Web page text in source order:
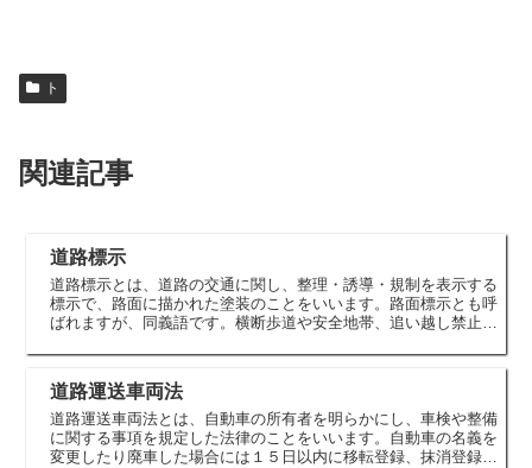
ト
関連記事
道路標示
道路標示とは、道路の交通に関し、整理・誘導・規制を表示する
標示で、路面に描かれた塗装のことをいいます。路面標示とも呼
ばれますが、同義語です。横断歩道や安全地帯、追い越し禁止等
識と間違...
道路運送車両法
道路運送車両法とは、自動車の所有者を明らかにし、車検や整備
に関する事項を規定した法律のことをいいます。自動車の名義を
変更したり廃車した場合には１５日以内に移転登録、抹消登録を